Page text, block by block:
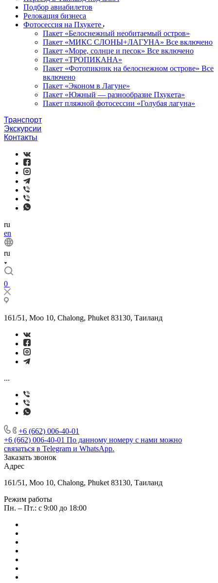
Подбор авиабилетов
Релокация бизнеса
Фотоcессия на Пхукете
Пакет «Белоснежный необитаемый остров»
Пакет «МИКС СЛОНЫ+ЛАГУНА» Все включено
Пакет «Море, солнце и песок» Все включено
Пакет «ТРОПИКАНА»
Пакет «Фотопикник на белоснежном острове» Все
включено
Пакет «Эконом в Лагуне»
Пакет «Южный — разнообразие Пхукета»
Пакет пляжной фотосессии «Голубая лагуна»
Транспорт
Экскурсии
Контакты
ru
en
ru
0
161/51, Moo 10, Chalong, Phuket 83130, Таиланд
...
+6 (662) 006-40-01
+6 (662) 006-40-01 По данному номеру с нами можно
связаться в Telegram и WhatsApp.
Заказать звонок
Адрес
161/51, Moo 10, Chalong, Phuket 83130, Таиланд
Режим работы
Пн. – Пт.: с 9:00 до 18:00